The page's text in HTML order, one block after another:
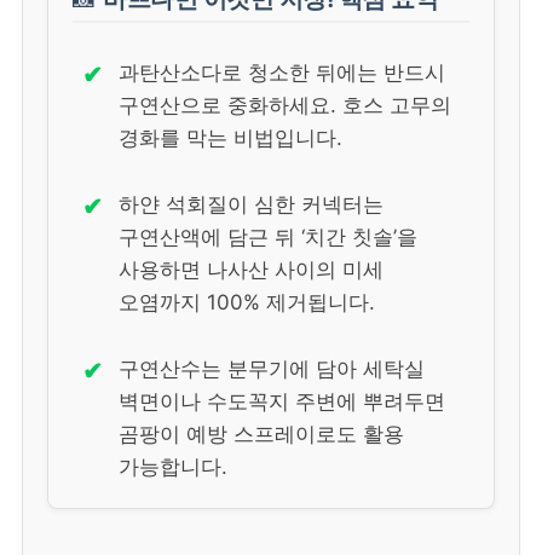
✔
과탄산소다로 청소한 뒤에는 반드시
구연산으로 중화하세요. 호스 고무의
경화를 막는 비법입니다.
✔
하얀 석회질이 심한 커넥터는
구연산액에 담근 뒤 ‘치간 칫솔’을
사용하면 나사산 사이의 미세
오염까지 100% 제거됩니다.
✔
구연산수는 분무기에 담아 세탁실
벽면이나 수도꼭지 주변에 뿌려두면
곰팡이 예방 스프레이로도 활용
가능합니다.